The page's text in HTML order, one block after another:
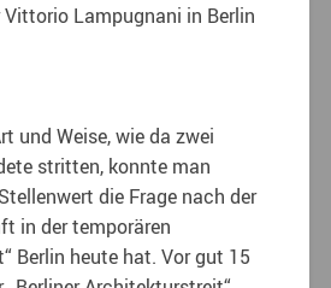
Lampugnani in Berlin
und Weise, wie da zwei
stritten, konnte man
die Frage nach der
in der temporären
Berlin heute hat. Vor gut 15